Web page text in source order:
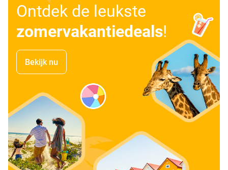
Ontdek de leukste
zomervakantiedeals!
Bekijk nu